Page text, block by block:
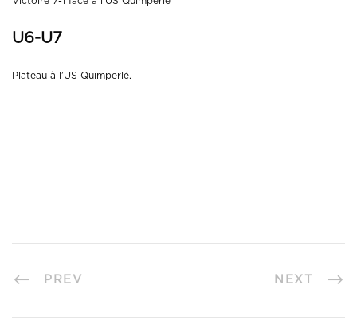
U6-U7
Plateau à l’US Quimperlé.
PREV NEXT